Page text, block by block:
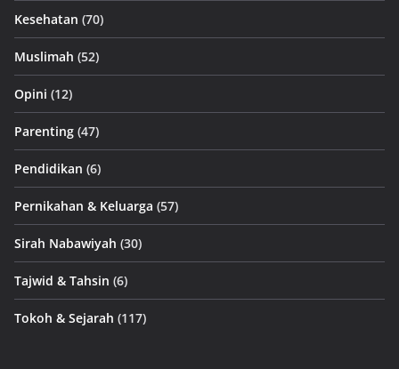
Kesehatan (70)
Muslimah (52)
Opini (12)
Parenting (47)
Pendidikan (6)
Pernikahan & Keluarga (57)
Sirah Nabawiyah (30)
Tajwid & Tahsin (6)
Tokoh & Sejarah (117)